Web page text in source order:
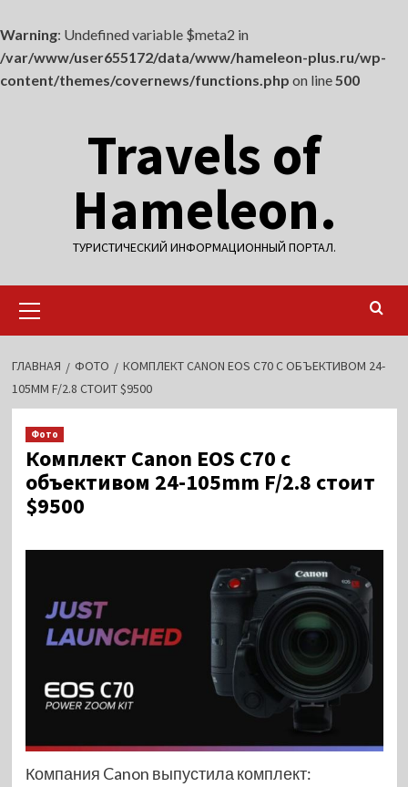
Warning: Undefined variable $meta2 in
/var/www/user655172/data/www/hameleon-plus.ru/wp-
content/themes/covernews/functions.php on line500
Travels of
Hameleon.
ТУРИСТИЧЕСКИЙ ИНФОРМАЦИОННЫЙ ПОРТАЛ.
меню
ГЛАВНАЯ ФОТО
КОМПЛЕКТ CANON EOS C70 С ОБЪЕКТИВОМ 24-
105MM F/2.8 СТОИТ $9500
Фото
Комплект Canon EOS C70 с
объективом 24-105mm F/2.8 стоит
$9500
Компания Canon выпустила комплект: